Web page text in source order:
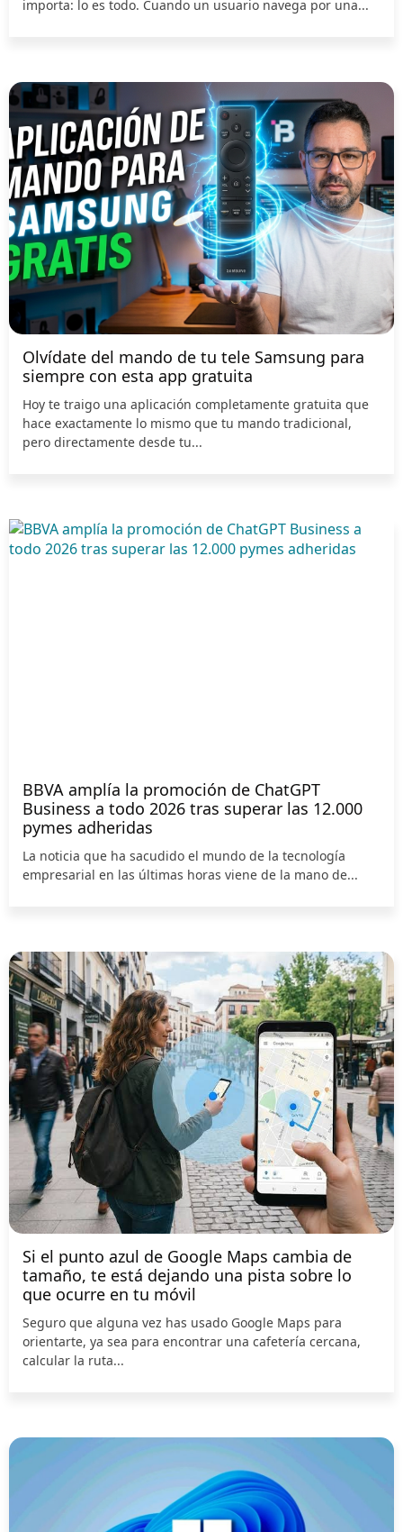
importa: lo es todo. Cuando un usuario navega por una...
Olvídate del mando de tu tele Samsung para
siempre con esta app gratuita
Hoy te traigo una aplicación completamente gratuita que
hace exactamente lo mismo que tu mando tradicional,
pero directamente desde tu...
BBVA amplía la promoción de ChatGPT
Business a todo 2026 tras superar las 12.000
pymes adheridas
La noticia que ha sacudido el mundo de la tecnología
empresarial en las últimas horas viene de la mano de...
Si el punto azul de Google Maps cambia de
tamaño, te está dejando una pista sobre lo
que ocurre en tu móvil
Seguro que alguna vez has usado Google Maps para
orientarte, ya sea para encontrar una cafetería cercana,
calcular la ruta...